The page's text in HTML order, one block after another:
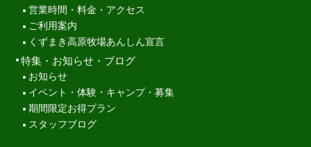
営業時間・料金・アクセス
ご利用案内
くずまき高原牧場あんしん宣言
特集・お知らせ・ブログ
お知らせ
イベント・体験・キャンプ・募集
期間限定お得プラン
スタッフブログ